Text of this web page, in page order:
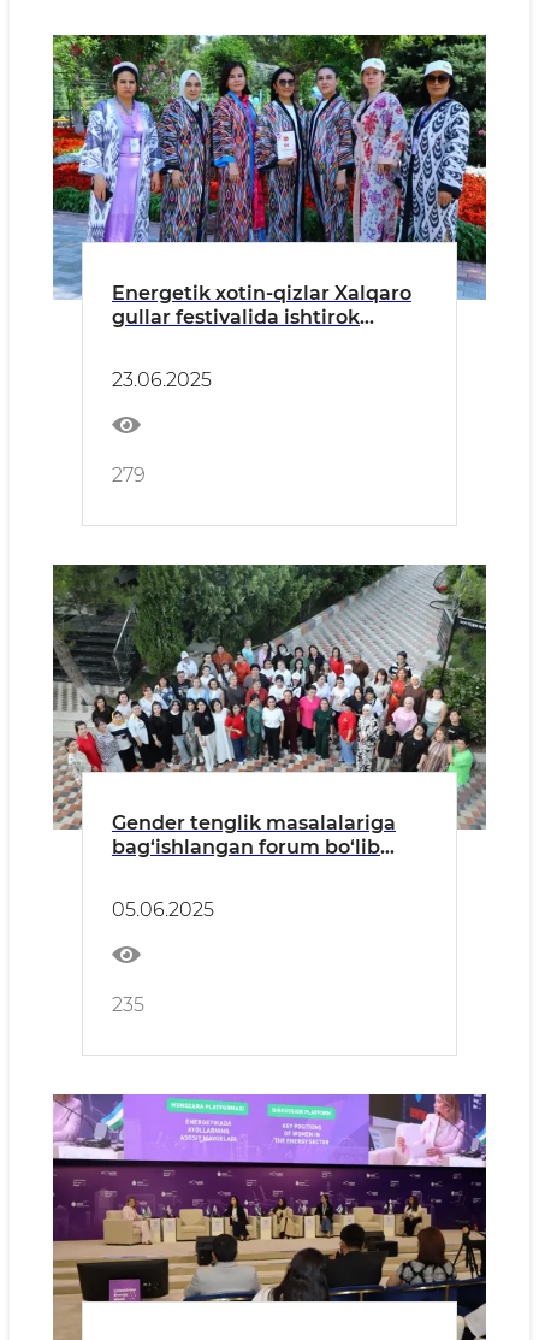
Energetik xotin-qizlar Xalqaro
gullar festivalida ishtirok
23.06.2025
279
Gender tenglik masalalariga
bag‘ishlangan forum bo‘lib
05.06.2025
235